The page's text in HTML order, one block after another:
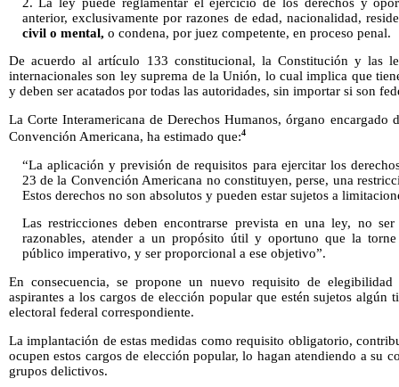
anterior, exclusivamente por razones de edad, nacionalidad,
civil o mental, o condena, por juez competente, en proceso penal.
De acuerdo al artículo 133 constitucional, la Constitución y las
internacionales son ley suprema de la Unión, lo cual implica que
y deben ser acatados por todas las autoridades, sin importar si son
La Corte Interamericana de Derechos Humanos, órgano encargado
Convención Americana, ha estimado que:4
“La aplicación y previsión de requisitos para ejercitar los
23 de la Convención Americana no constituyen, perse, una
Estos derechos no son absolutos y pueden estar sujetos a
Las restricciones deben encontrarse prevista en una ley, no
razonables, atender a un propósito útil y oportuno que la torne
público imperativo, y ser proporcional a ese objetivo”.
En consecuencia, se propone un nuevo requisito de
aspirantes a los cargos de elección popular que estén sujetos
electoral federal correspondiente.
La implantación de estas medidas como requisito obligatorio,
ocupen estos cargos de elección popular, lo hagan atendiendo a su
grupos delictivos.